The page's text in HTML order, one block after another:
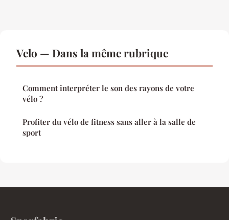
Velo — Dans la même rubrique
Comment interpréter le son des rayons de votre
vélo ?
Profiter du vélo de fitness sans aller à la salle de
sport